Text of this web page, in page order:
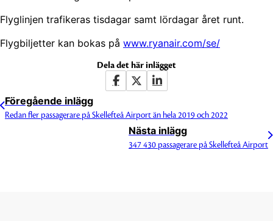
Flyglinjen trafikeras tisdagar samt lördagar året runt.
Flygbiljetter kan bokas på www.ryanair.com/se/
Dela det här inlägget
Föregående inlägg
Redan fler passagerare på Skellefteå Airport än hela 2019 och 2022
Nästa inlägg
347 430 passagerare på Skellefteå Airport